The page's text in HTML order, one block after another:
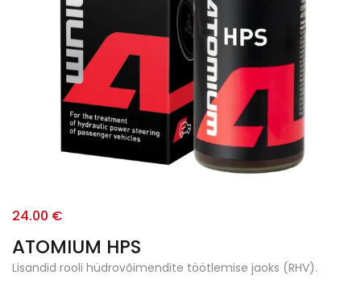
ATOMIUM HPS
24.00 €
Lisandid rooli hüdrovõimendite töötlemise jaoks (RHV).